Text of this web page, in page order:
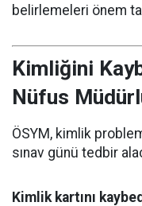
belirlemeleri önem
Kimliğini
Nüfus
ÖSYM, kimlik
sınav günü tedbir
Kimlik kartını